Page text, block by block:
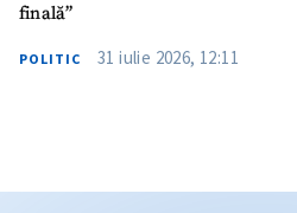
finală”
POLITIC 31 iulie 2026, 12:11